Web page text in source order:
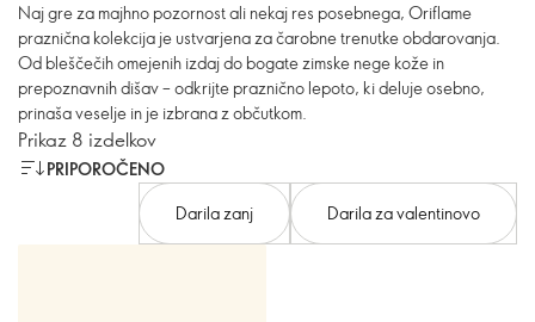
Naj gre za majhno pozornost ali nekaj res posebnega, Oriflame
praznična kolekcija je ustvarjena za čarobne trenutke obdarovanja.
Od bleščečih omejenih izdaj do bogate zimske nege kože in
prepoznavnih dišav – odkrijte praznično lepoto, ki deluje osebno,
prinaša veselje in je izbrana z občutkom.
Prikaz 8 izdelkov
PRIPOROČENO
Darila zanj
Darila za valentinovo